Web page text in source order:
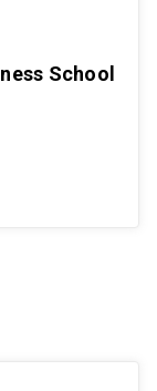
School